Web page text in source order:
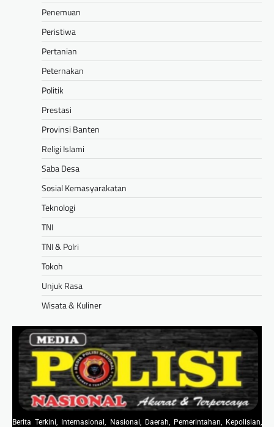
Penemuan
Peristiwa
Pertanian
Peternakan
Politik
Prestasi
Provinsi Banten
Religi Islami
Saba Desa
Sosial Kemasyarakatan
Teknologi
TNI
TNI & Polri
Tokoh
Unjuk Rasa
Wisata & Kuliner
Berita Terkini, Internasional, Nasional, Daerah, Pemerintahan, Kepolisian,